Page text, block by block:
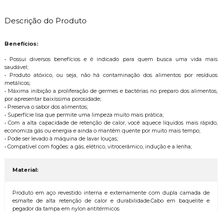
Descrição do Produto
Benefícios:
• Possui diversos benefícios e é indicado para quem busca uma vida mais
saudável;
• Produto atóxico, ou seja, não há contaminação dos alimentos por resíduos
metálicos;
• Máxima inibição a proliferação de germes e bactérias no preparo dos alimentos,
por apresentar baixíssima porosidade;
• Preserva o sabor dos alimentos;
• Superfície lisa que permite uma limpeza muito mais prática;
• Com a alta capacidade de retenção de calor, você aquece líquidos mais rápido,
economiza gás ou energia e ainda o mantêm quente por muito mais tempo;
• Pode ser levado à máquina de lavar louças;
• Compatível com fogões: a gás, elétrico, vitrocerâmico, indução e a lenha;
Material:
Produto em aço revestido interna e externamente com dupla camada de
esmalte de alta retenção de calor e durabilidade.Cabo em baquelite e
pegador da tampa em nylon antitérmicos